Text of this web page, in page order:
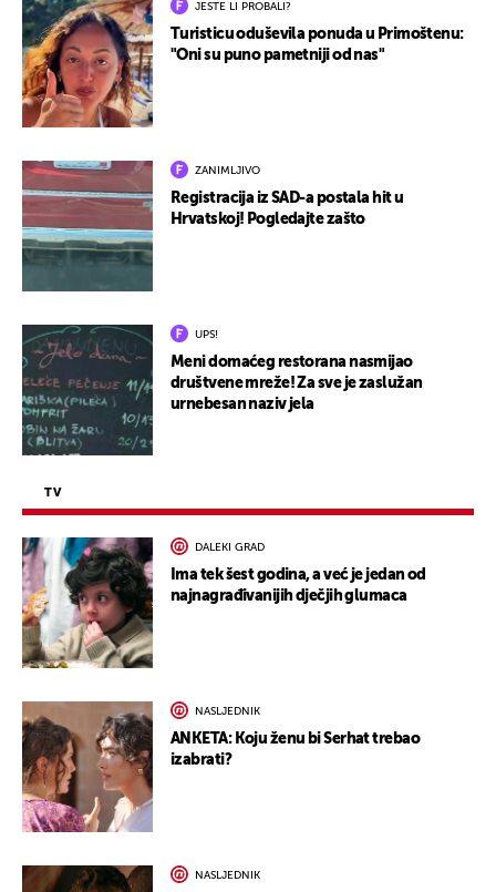
JESTE LI PROBALI?
Turisticu oduševila ponuda u Primoštenu:
"Oni su puno pametniji od nas"
ZANIMLJIVO
Registracija iz SAD-a postala hit u
Hrvatskoj! Pogledajte zašto
UPS!
Meni domaćeg restorana nasmijao
društvene mreže! Za sve je zaslužan
urnebesan naziv jela
TV
DALEKI GRAD
Ima tek šest godina, a već je jedan od
najnagrađivanijih dječjih glumaca
NASLJEDNIK
ANKETA: Koju ženu bi Serhat trebao
izabrati?
NASLJEDNIK